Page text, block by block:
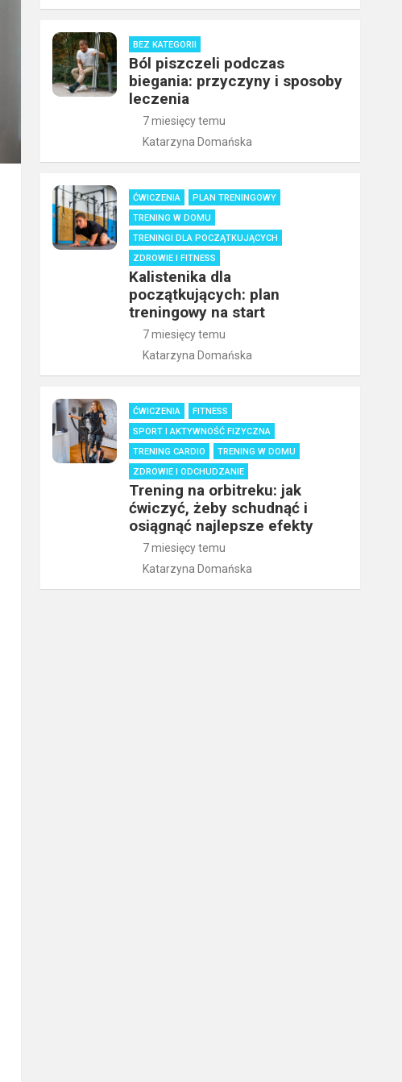
BEZ KATEGORII
Ból piszczeli podczas
biegania: przyczyny i sposoby
leczenia
7 miesięcy temu
Katarzyna Domańska
ĆWICZENIA
PLAN TRENINGOWY
TRENING W DOMU
TRENINGI DLA POCZĄTKUJĄCYCH
ZDROWIE I FITNESS
Kalistenika dla
początkujących: plan
treningowy na start
7 miesięcy temu
Katarzyna Domańska
ĆWICZENIA
FITNESS
SPORT I AKTYWNOŚĆ FIZYCZNA
TRENING CARDIO
TRENING W DOMU
ZDROWIE I ODCHUDZANIE
Trening na orbitreku: jak
ćwiczyć, żeby schudnąć i
osiągnąć najlepsze efekty
7 miesięcy temu
Katarzyna Domańska